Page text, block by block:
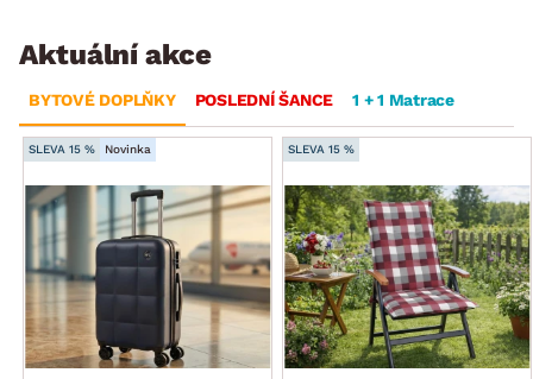
Aktuální akce
BYTOVÉ DOPLŇKY POSLEDNÍ ŠANCE 1 + 1 Matrace
SLEVA 15 % Novinka SLEVA 15 %